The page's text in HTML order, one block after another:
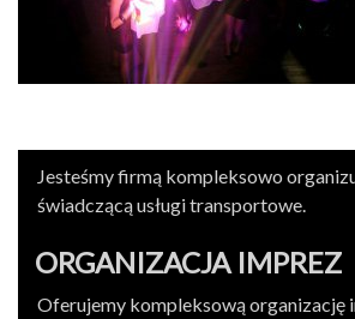
Jesteśmy firmą kom­plek­sowo
świad­czącą usługi transportowe.
ORGA­NI­ZA­CJA IMPREZ
Ofer­u­jemy kom­plek­sową orga­ni­za­cję